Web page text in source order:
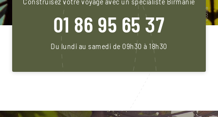
01 86 95 65 37
Du lundi au samedi de 09h30 à 18h30